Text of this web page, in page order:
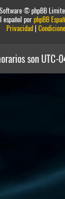
© phpBB
español porphpBB
Privacidad|
son UTC-